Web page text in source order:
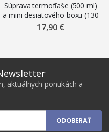
Súprava termofľaše (500 ml)
a mini desiatového boxu (130
ml) „Stitch & Angel“
17,90 €
aktuálnych ponukách a
ODOBERAŤ